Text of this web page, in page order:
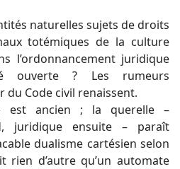
naturelles sujets de droits
totémiques de la culture
l’ordonnancement juridique
ouverte ? Les rumeurs
du Code civil renaissent.
est ancien ; la querelle –
juridique ensuite – paraît
dualisme cartésien selon
rien d’autre qu’un automate